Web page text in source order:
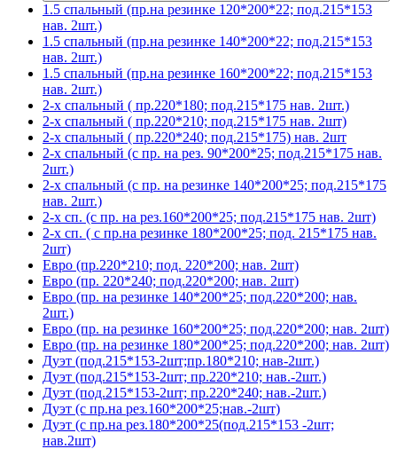
1.5 спальный (пр.на резинке 120*200*22; под.215*153
нав. 2шт.)
1.5 спальный (пр.на резинке 140*200*22; под.215*153
нав. 2шт.)
1.5 спальный (пр.на резинке 160*200*22; под.215*153
нав. 2шт.)
2-х спальный ( пр.220*180; под.215*175 нав. 2шт.)
2-х спальный ( пр.220*210; под.215*175 нав. 2шт)
2-х спальный ( пр.220*240; под.215*175) нав. 2шт
2-х спальный (с пр. на рез. 90*200*25; под.215*175 нав.
2шт.)
2-х спальный (с пр. на резинке 140*200*25; под.215*175
нав. 2шт.)
2-х сп. (с пр. на рез.160*200*25; под.215*175 нав. 2шт)
2-х сп. ( с пр.на резинке 180*200*25; под. 215*175 нав.
2шт)
Евро (пр.220*210; под. 220*200; нав. 2шт)
Евро (пр. 220*240; под.220*200; нав. 2шт)
Евро (пр. на резинке 140*200*25; под.220*200; нав.
2шт.)
Евро (пр. на резинке 160*200*25; под.220*200; нав. 2шт)
Евро (пр. на резинке 180*200*25; под.220*200; нав. 2шт)
Дуэт (под.215*153-2шт;пр.180*210; нав-2шт.)
Дуэт (под.215*153-2шт; пр.220*210; нав.-2шт.)
Дуэт (под.215*153-2шт; пр.220*240; нав.-2шт.)
Дуэт (с пр.на рез.160*200*25;нав.-2шт)
Дуэт (с пр.на рез.180*200*25(под.215*153 -2шт;
нав.2шт)